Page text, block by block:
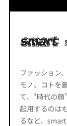
ファッション
モノ、コトを
て、“時代の
起用するのは
るなど、